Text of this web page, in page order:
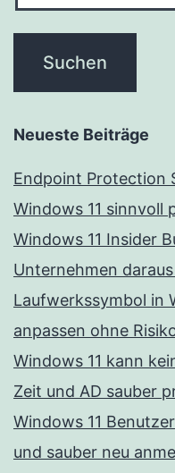
Neueste Beiträge
Endpoint Protection
Windows 11 sinnvoll
Windows 11 Insider
Unternehmen
Laufwerkssymbol in
anpassen ohne
Windows 11 kann
Zeit und AD sauber
Windows 11
und sauber neu